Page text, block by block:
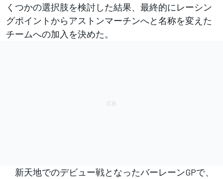
くつかの選択肢を検討した結果、最終的にレーシン
グポイントからアストンマーチンへと名称を変えた
チームへの加入を決めた。
新天地でのデビュー戦となったバーレーンGPで、